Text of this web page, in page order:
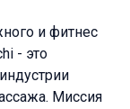
и фитнес
- это
Миссия